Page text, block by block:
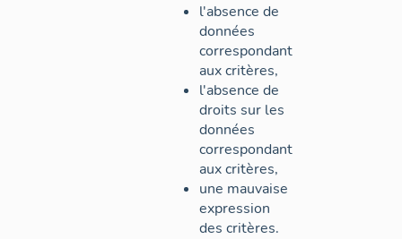
l'absence de
données
correspondant
aux critères,
l'absence de
droits sur les
données
correspondant
aux critères,
une mauvaise
expression
des critères.